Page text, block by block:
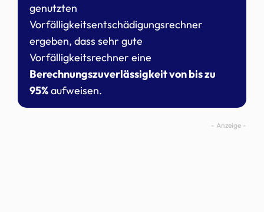
genutzten
Vorfälligkeitsentschädigungsrechner
ergeben, dass sehr gute
Vorfälligkeitsrechner eine
Berechnungszuverlässigkeit von bis zu
95%aufweisen.